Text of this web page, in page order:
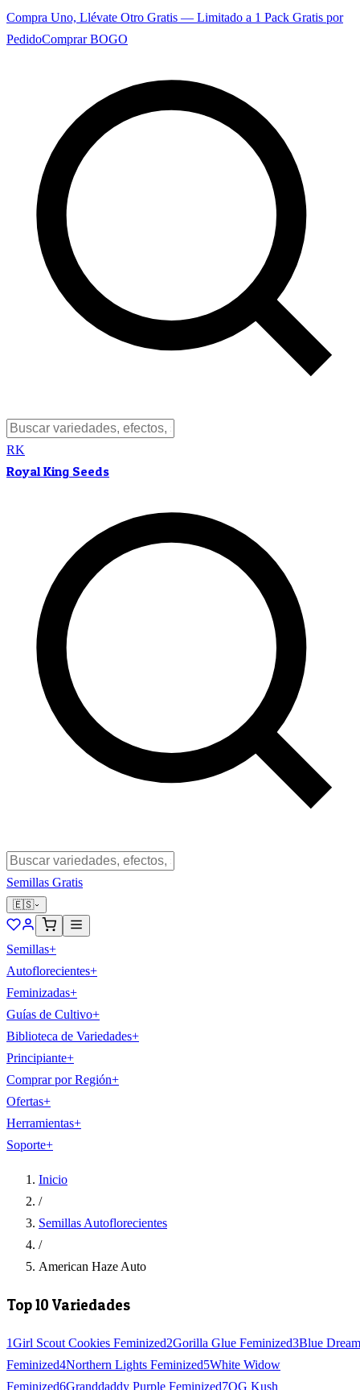
Compra Uno, Llévate Otro Gratis — Limitado a 1 Pack Gratis por
PedidoComprar BOGO
RK
Royal King Seeds
Semillas Gratis
🇪🇸
Semillas+
Autoflorecientes+
Feminizadas+
Guías de Cultivo+
Biblioteca de Variedades+
Principiante+
Comprar por Región+
Ofertas+
Herramientas+
Soporte+
Inicio
/
Semillas Autoflorecientes
/
American Haze Auto
Top 10 Variedades
1Girl Scout Cookies Feminized2Gorilla Glue Feminized3Blue Dream
Feminized4Northern Lights Feminized5White Widow
Feminized6Granddaddy Purple Feminized7OG Kush